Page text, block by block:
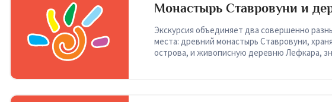
Монастырь Ставровуни и
кружевному Кипру
Экскурсия объединяет два совершенно
места: древний монастырь Ставровуни,
острова, и живописную деревню Лефкара,